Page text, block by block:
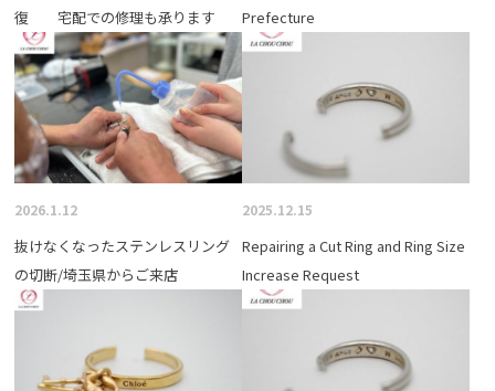
復 宅配での修理も承ります
Prefecture
2026.1.12
抜けなくなったステンレスリング
の切断/埼玉県からご来店
2025.12.15
Repairing a Cut Ring and Ring Size
Increase Request